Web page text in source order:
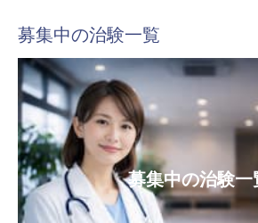
募集中の治験一覧
募集中の治験一